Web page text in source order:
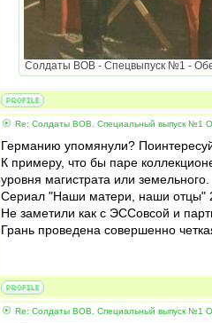
Солдаты ВОВ - Спецвыпуск №1 -
Re: Солдаты ВОВ. Специальный выпуск №1
Германию упомянули?
К примеру, что бы паре
уровня магистрата или земельного.
Сериал "Наши матери, наши отцы"
Не заметили как с ЭССовсой и
Грань проведена совершенно
Re: Солдаты ВОВ. Специальный выпуск №1